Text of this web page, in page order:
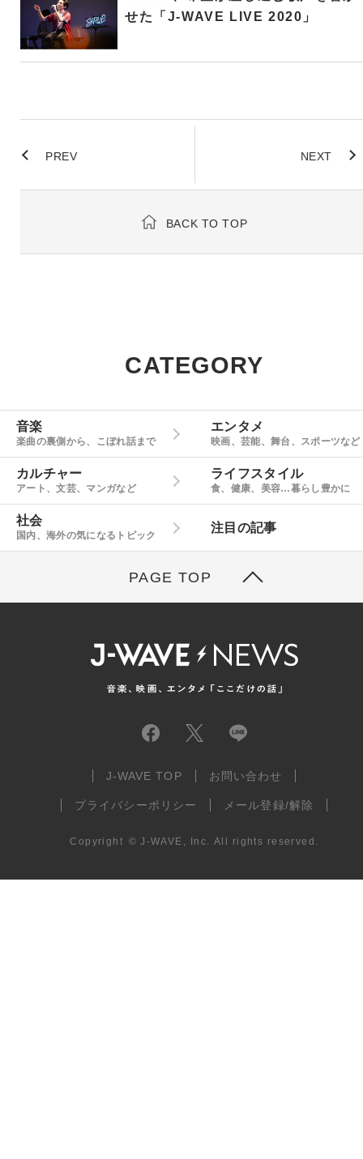
せた「J-WAVE LIVE 2020」
PREV NEXT
BACK TO TOP
CATEGORY
音楽
楽曲の裏側から、こぼれ話まで
エンタメ
映画、芸能、舞台、スポーツなど
カルチャー
アート、文芸、マンガなど
ライフスタイル
食、健康、美容…暮らし豊かに
社会
国内、海外の気になるトピック
注目の記事
PAGE TOP
J-WAVE TOP お問い合わせ
プライバシーポリシー メール登録/解除
Copyright © J-WAVE, Inc. All rights reserved.